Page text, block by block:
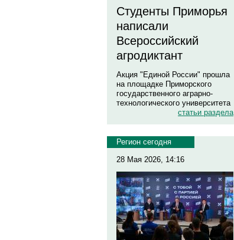
Студенты Приморья
написали
Всероссийский
агродиктант
Акция "Единой России" прошла
на площадке Приморского
государственного аграрно-
технологического университета
статьи раздела
Регион сегодня
28 Мая 2026, 14:16